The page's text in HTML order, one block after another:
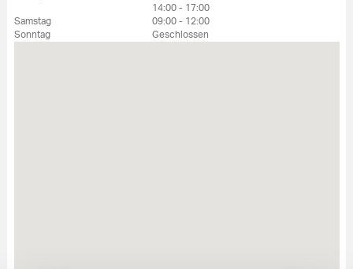
14:00 - 17:00
Samstag
09:00 - 12:00
Sonntag
Geschlossen